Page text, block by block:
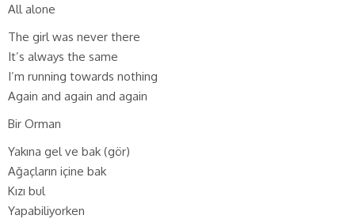
All alone
The girl was never there
It’s always the same
I’m running towards nothing
Again and again and again
Bir Orman
Yakına gel ve bak (gör)
Ağaçların içine bak
Kızı bul
Yapabiliyorken